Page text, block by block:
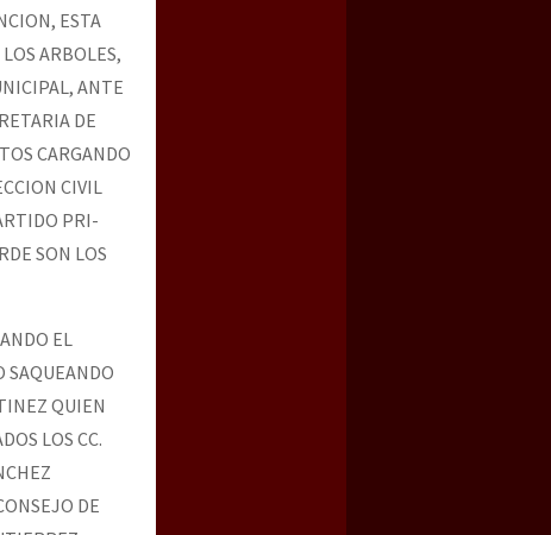
ESTA
ARBOLES,
ANTE
DE
CARGANDO
CIVIL
PRI-
SON LOS
EL
SAQUEANDO
QUIEN
LOS CC.
DE